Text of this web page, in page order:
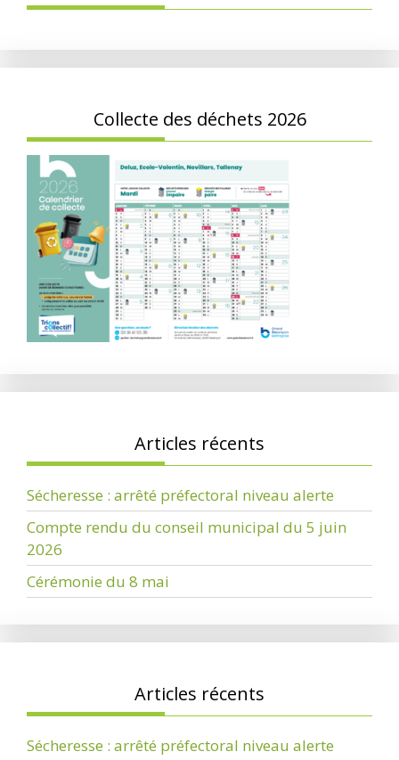
Collecte des déchets 2026
Articles récents
Sécheresse : arrêté préfectoral niveau alerte
Compte rendu du conseil municipal du 5 juin
2026
Cérémonie du 8 mai
Articles récents
Sécheresse : arrêté préfectoral niveau alerte